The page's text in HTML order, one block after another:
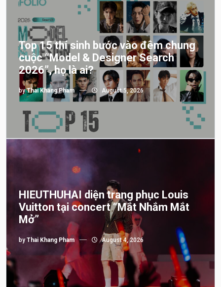
Top 15 thí sinh bước vào đêm chung
cuộc “Model & Designer Search
2026”, họ là ai?
byThai Khang Pham August 5, 2026
HIEUTHUHAI diện trang phục Louis
Vuitton tại concert “Mắt Nhắm Mắt
Mở”
by Thai Khang Pham August 4, 2026